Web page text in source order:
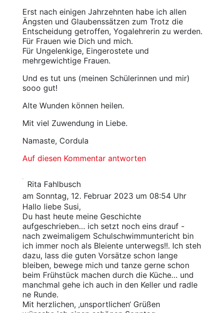
Erst nach einigen Jahrzehnten habe ich allen
Ängsten und Glaubenssätzen zum Trotz die
Entscheidung getroffen, Yogalehrerin zu werden.
Für Frauen wie Dich und mich.
Für Ungelenkige, Eingerostete und
mehrgewichtige Frauen.
Und es tut uns (meinen Schülerinnen und mir)
sooo gut!
Alte Wunden können heilen.
Mit viel Zuwendung in Liebe.
Namaste, Cordula
Auf diesen Kommentar antworten
Rita Fahlbusch
am Sonntag, 12. Februar 2023 um 08:54 Uhr
Hallo liebe Susi,
Du hast heute meine Geschichte
aufgeschrieben… ich setzt noch eins drauf -
nach zweimaligem Schulschwimmuntericht bin
ich immer noch als Bleiente unterwegs!!. Ich steh
dazu, lass die guten Vorsätze schon lange
bleiben, bewege mich und tanze gerne schon
beim Frühstück machen durch die Küche… und
manchmal gehe ich auch in den Keller und radle
ne Runde.
Mit herzlichen, ‚unsportlichen‘ Grüßen